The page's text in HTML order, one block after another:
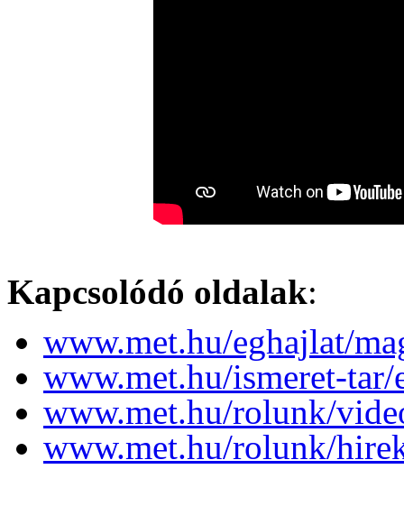
Kapcsolódó oldalak:
www.met.hu/eghajlat/
www.met.hu/ismeret-
www.met.hu/rolunk/
www.met.hu/rolunk/